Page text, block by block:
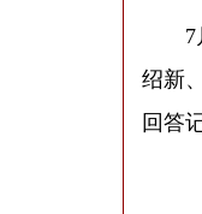
7月
绍新
回答